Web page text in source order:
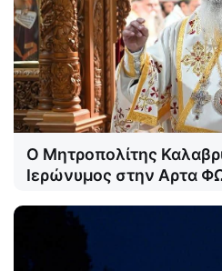
Ο Μητροπολίτης
Ιερώνυμος στην Αρτα